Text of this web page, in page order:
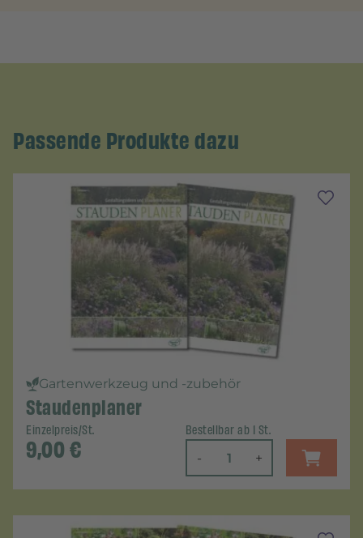
Passende Produkte dazu
Gartenwerkzeug und -zubehör
Staudenplaner
Einzelpreis/St.
9,00€
Bestellbar ab 1 St.
- +